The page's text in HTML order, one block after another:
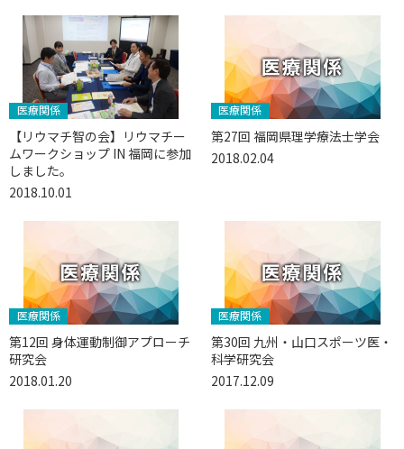
医療関係
【リウマチ智の会】リウマチー
ムワークショップ IN 福岡に参加
しました。
2018.10.01
医療関係
第27回 福岡県理学療法士学会
2018.02.04
医療関係
第12回 身体運動制御アプローチ
研究会
2018.01.20
医療関係
第30回 九州・山口スポーツ医・
科学研究会
2017.12.09